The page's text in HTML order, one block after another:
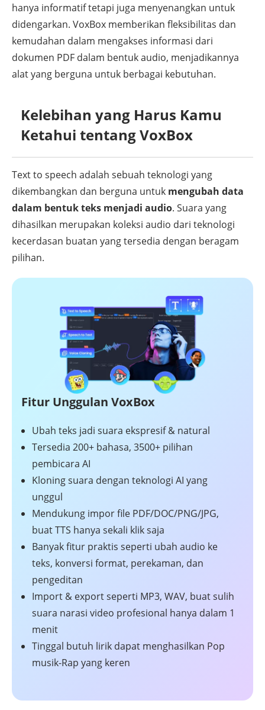
hanya informatif tetapi juga menyenangkan untuk
didengarkan. VoxBox memberikan fleksibilitas dan
kemudahan dalam mengakses informasi dari
dokumen PDF dalam bentuk audio, menjadikannya
alat yang berguna untuk berbagai kebutuhan.
Kelebihan yang Harus Kamu
Ketahui tentang VoxBox
Text to speech adalah sebuah teknologi yang
dikembangkan dan berguna untuk mengubah data
dalam bentuk teks menjadi audio. Suara yang
dihasilkan merupakan koleksi audio dari teknologi
kecerdasan buatan yang tersedia dengan beragam
pilihan.
Fitur Unggulan VoxBox
Ubah teks jadi suara ekspresif & natural
Tersedia 200+ bahasa, 3500+ pilihan
pembicara AI
Kloning suara dengan teknologi AI yang
unggul
Mendukung impor file PDF/DOC/PNG/JPG,
buat TTS hanya sekali klik saja
Banyak fitur praktis seperti ubah audio ke
teks, konversi format, perekaman, dan
pengeditan
Import & export seperti MP3, WAV, buat sulih
suara narasi video profesional hanya dalam 1
menit
Tinggal butuh lirik dapat menghasilkan Pop
musik-Rap yang keren